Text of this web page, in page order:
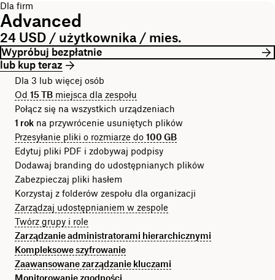
Dla firm
Advanced
24 USD / użytkownika / mies.
Wypróbuj bezpłatnie
lub kup teraz
Dla 3 lub więcej osób
Od 15 TB miejsca dla zespołu
Połącz się na wszystkich urządzeniach
1 rok na przywrócenie usuniętych plików
Przesyłanie pliki o rozmiarze do 100 GB
Edytuj pliki PDF i zdobywaj podpisy
Dodawaj branding do udostępnianych plików
Zabezpieczaj pliki hasłem
Korzystaj z folderów zespołu dla organizacji
Zarządzaj udostępnianiem w zespole
Twórz grupy i role
Zarządzanie administratorami hierarchicznymi
Kompleksowe szyfrowanie
Zaawansowane zarządzanie kluczami